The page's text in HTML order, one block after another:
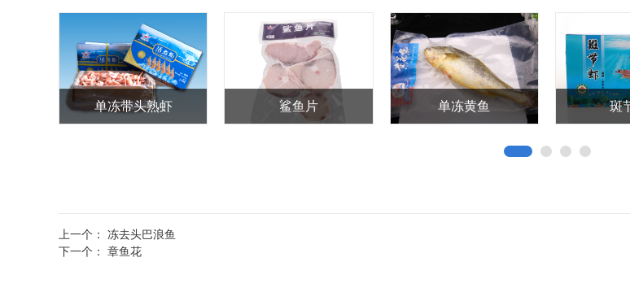
细点圆红蟹（沙蟹） 冻去头巴浪鱼 虱目鱼皮
上一个： 冻去头巴浪鱼
下一个： 章鱼花